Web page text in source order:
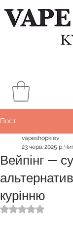
Пост
Вейпінг —
курінню
vapeshopkiev
23 черв. 2025 р.
Оцінка: NaN з 5